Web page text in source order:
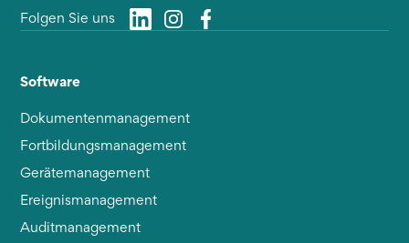
Folgen Sie uns
Software
Dokumentenmanagement
Fortbildungsmanagement
Gerätemanagement
Ereignismanagement
Auditmanagement